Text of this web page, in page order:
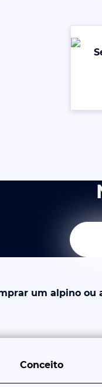
um alpino ou
Conceito